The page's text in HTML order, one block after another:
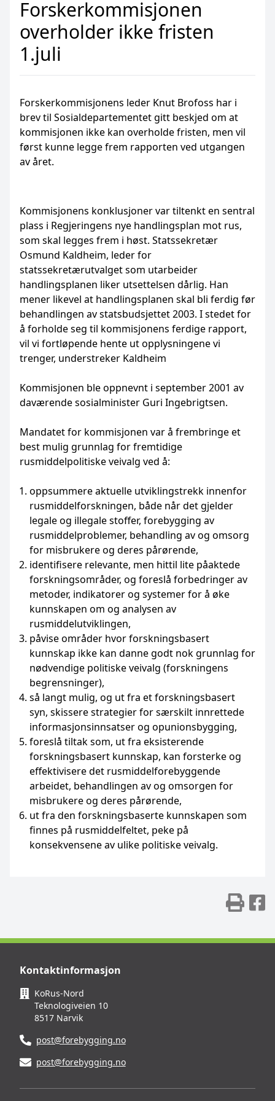
Forskerkommisjonen
overholder ikke fristen
1.juli
Forskerkommisjonens leder Knut Brofoss har i
brev til Sosialdepartementet gitt beskjed om at
kommisjonen ikke kan overholde fristen, men vil
først kunne legge frem rapporten ved utgangen
av året.
Kommisjonens konklusjoner var tiltenkt en sentral
plass i Regjeringens nye handlingsplan mot rus,
som skal legges frem i høst. Statssekretær
Osmund Kaldheim, leder for
statssekretærutvalget som utarbeider
handlingsplanen liker utsettelsen dårlig. Han
mener likevel at handlingsplanen skal bli ferdig før
behandlingen av statsbudsjettet 2003. I stedet for
å forholde seg til kommisjonens ferdige rapport,
vil vi fortløpende hente ut opplysningene vi
trenger, understreker Kaldheim
Kommisjonen ble oppnevnt i september 2001 av
daværende sosialminister Guri Ingebrigtsen.
Mandatet for kommisjonen var å frembringe et
best mulig grunnlag for fremtidige
rusmiddelpolitiske veivalg ved å:
oppsummere aktuelle utviklingstrekk innenfor
rusmiddelforskningen, både når det gjelder
legale og illegale stoffer, forebygging av
rusmiddelproblemer, behandling av og omsorg
for misbrukere og deres pårørende,
identifisere relevante, men hittil lite påaktede
forskningsområder, og foreslå forbedringer av
metoder, indikatorer og systemer for å øke
kunnskapen om og analysen av
rusmiddelutviklingen,
påvise områder hvor forskningsbasert
kunnskap ikke kan danne godt nok grunnlag for
nødvendige politiske veivalg (forskningens
begrensninger),
så langt mulig, og ut fra et forskningsbasert
syn, skissere strategier for særskilt innrettede
informasjonsinnsatser og opunionsbygging,
foreslå tiltak som, ut fra eksisterende
forskningsbasert kunnskap, kan forsterke og
effektivisere det rusmiddelforebyggende
arbeidet, behandlingen av og omsorgen for
misbrukere og deres pårørende,
ut fra den forskningsbaserte kunnskapen som
finnes på rusmiddelfeltet, peke på
konsekvensene av ulike politiske veivalg.
Kontaktinformasjon
KoRus-Nord
Teknologiveien 10
8517 Narvik
post@forebygging.no
post@forebygging.no